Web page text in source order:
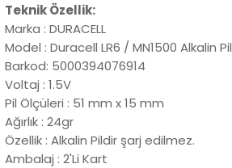
Teknik Özellik:
Marka : DURACELL
Model : Duracell LR6 / MN1500 Alkalin Pil
Barkod: 5000394076914
Voltaj : 1.5V
Pil Ölçüleri : 51 mm x 15 mm
Ağırlık : 24gr
Özellik : Alkalin Pildir şarj edilmez.
Ambalaj : 2'Li Kart